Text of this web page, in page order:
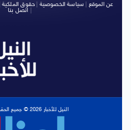
عن الموقع
سياسة الخصوصية حقوق الملكية
اتصل بنا
النيل للأخبار 2026 © جميع الحقوق محفوظة.